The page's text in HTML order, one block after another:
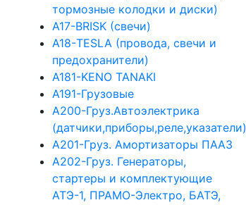
тормозные колодки и диски)
А17-BRISK (свечи)
А18-TESLA (провода, свечи и
предохранители)
А181-KENO TANAKI
А191-Грузовые
А200-Груз.Автоэлектрика
(датчики,приборы,реле,указатели)
А201-Груз. Амортизаторы ПААЗ
А202-Груз. Генераторы,
стартеры и комплектующие
АТЭ-1, ПРАМО-Электро, БАТЭ,